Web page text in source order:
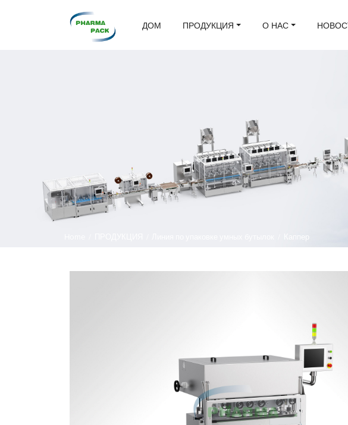
ДОМ ПРОДУКЦИЯ О НАС
Каппер